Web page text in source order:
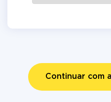
Continuar com